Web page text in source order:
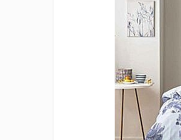
Lenjerii pat dublu 6 piese